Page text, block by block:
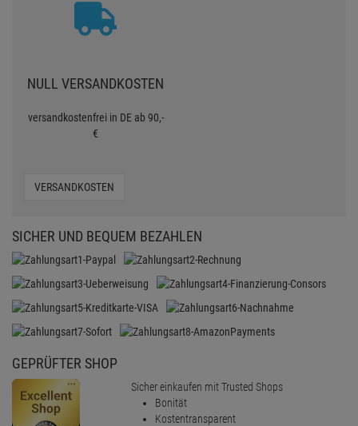
NULL VERSANDKOSTEN
versandkostenfrei in DE ab 90,-
€
VERSANDKOSTEN
SICHER UND BEQUEM BEZAHLEN
GEPRÜFTER SHOP
Sicher einkaufen mit Trusted Shops
Bonität
Kostentransparent